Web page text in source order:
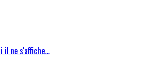
il ne s'affiche…